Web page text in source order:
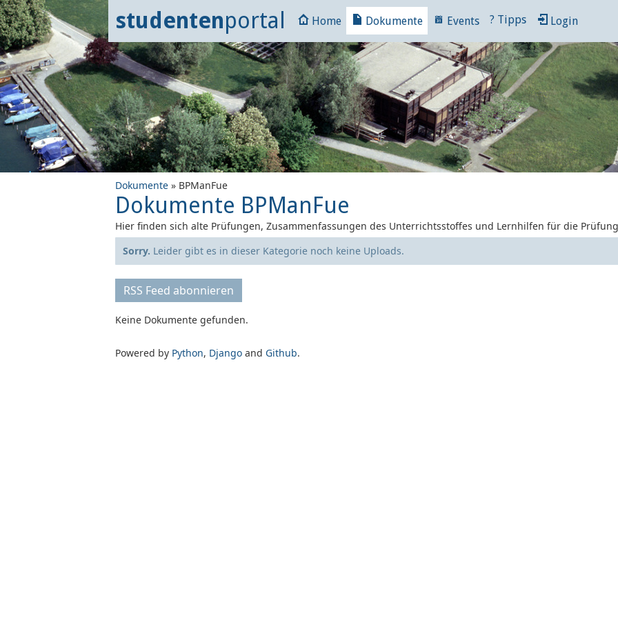
studentenportal Home Dokumente Events ? Tipps Login
Dokumente » BPManFue
Dokumente BPManFue
Hier finden sich alte Prüfungen, Zusammenfassungen des Unterrichtsstoffes und Lernhilfen für die
Sorry. Leider gibt es in dieser Kategorie noch keine Uploads.
RSS Feed abonnieren
Keine Dokumente gefunden.
Powered by Python, Django and Github.